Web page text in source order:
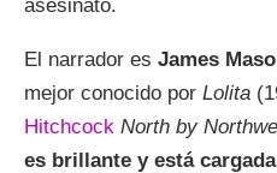
asesinato.
El narrador es James
mejor conocido por Lolita
Hitchcock North by
es brillante y está